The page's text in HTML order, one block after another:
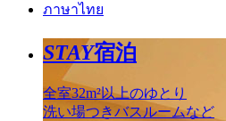
ภาษาไทย
STAY宿泊
全室32m²以上のゆとり
洗い場つきバスルームなど